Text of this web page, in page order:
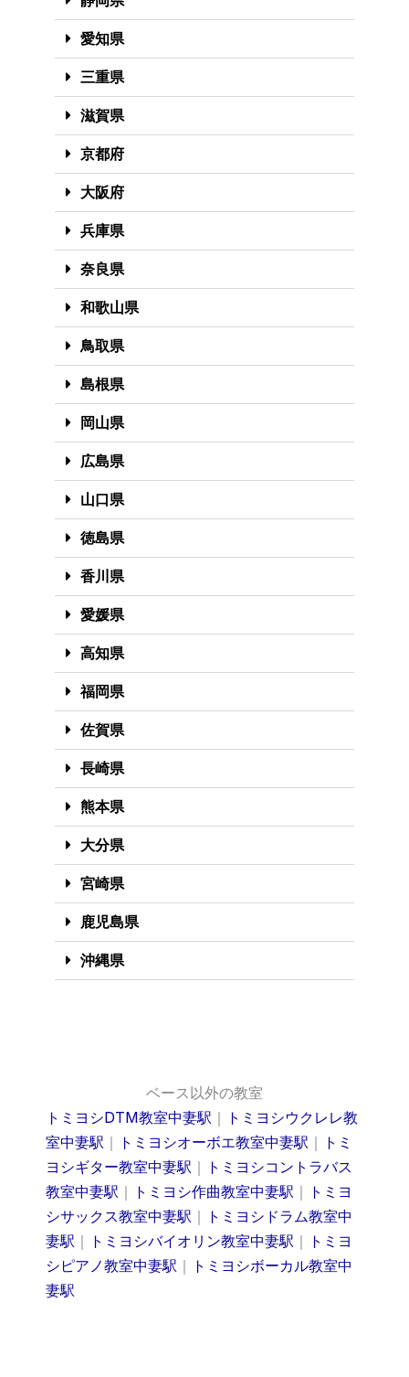
愛知県
三重県
滋賀県
京都府
大阪府
兵庫県
奈良県
和歌山県
鳥取県
島根県
岡山県
広島県
山口県
徳島県
香川県
愛媛県
高知県
福岡県
佐賀県
長崎県
熊本県
大分県
宮崎県
鹿児島県
沖縄県
ベース以外の教室
トミヨシDTM教室中妻駅 ｜ トミヨシウクレレ教
室中妻駅 ｜ トミヨシオーボエ教室中妻駅 ｜ トミ
ヨシギター教室中妻駅 ｜ トミヨシコントラバス
教室中妻駅 ｜ トミヨシ作曲教室中妻駅 ｜ トミヨ
シサックス教室中妻駅 ｜ トミヨシドラム教室中
妻駅 ｜ トミヨシバイオリン教室中妻駅 ｜ トミヨ
シピアノ教室中妻駅 ｜ トミヨシボーカル教室中
妻駅